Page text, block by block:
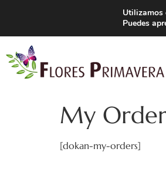
General Villacañas 23, Villanueva de
My
[dokan-my-orders]
Utilizamos
Puedes